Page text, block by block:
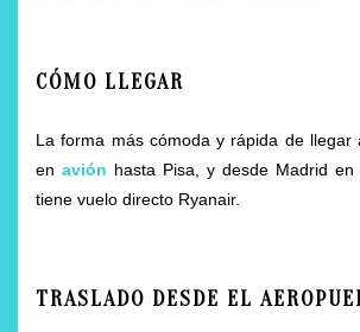
CÓMO LLEGAR
La forma más cómoda y rápida de llegar
en avión hasta Pisa, y desde Madrid
tiene vuelo directo Ryanair.
TRASLADO DESDE EL